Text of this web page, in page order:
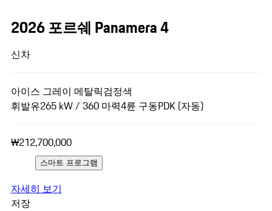
2026 포르쉐 Panamera 4
신차
아이스 그레이 메탈릭검정색
휘발유265 kW / 360 마력4륜 구동PDK (자동)
₩212,700,000
스마트 프로그램
자세히 보기
저장